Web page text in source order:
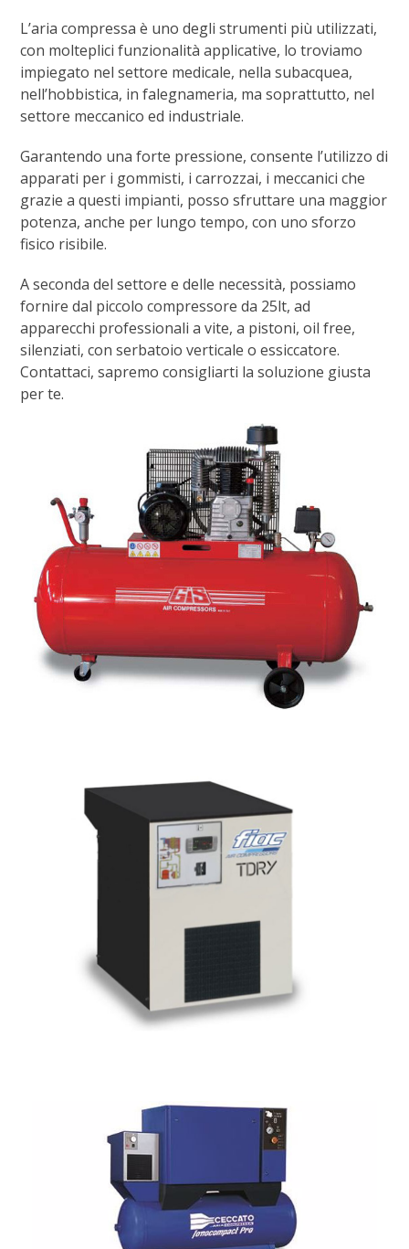
L’aria compressa è uno degli strumenti più utilizzati,
con molteplici funzionalità applicative, lo troviamo
impiegato nel settore medicale, nella subacquea,
nell’hobbistica, in falegnameria, ma soprattutto, nel
settore meccanico ed industriale.
Garantendo una forte pressione, consente l’utilizzo di
apparati per i gommisti, i carrozzai, i meccanici che
grazie a questi impianti, posso sfruttare una maggior
potenza, anche per lungo tempo, con uno sforzo
fisico risibile.
A seconda del settore e delle necessità, possiamo
fornire dal piccolo compressore da 25lt, ad
apparecchi professionali a vite, a pistoni, oil free,
silenziati, con serbatoio verticale o essiccatore.
Contattaci, sapremo consigliarti la soluzione giusta
per te.